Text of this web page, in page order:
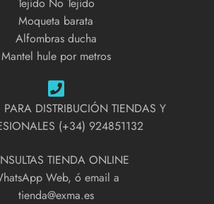
Moqueta barata
Alfombras ducha
Mantel hule por metros
DISTRIBUCIÓN TIENDAS Y
(+34) 924851132
TIENDA ONLINE
Web, ó email a
tienda@exma.es